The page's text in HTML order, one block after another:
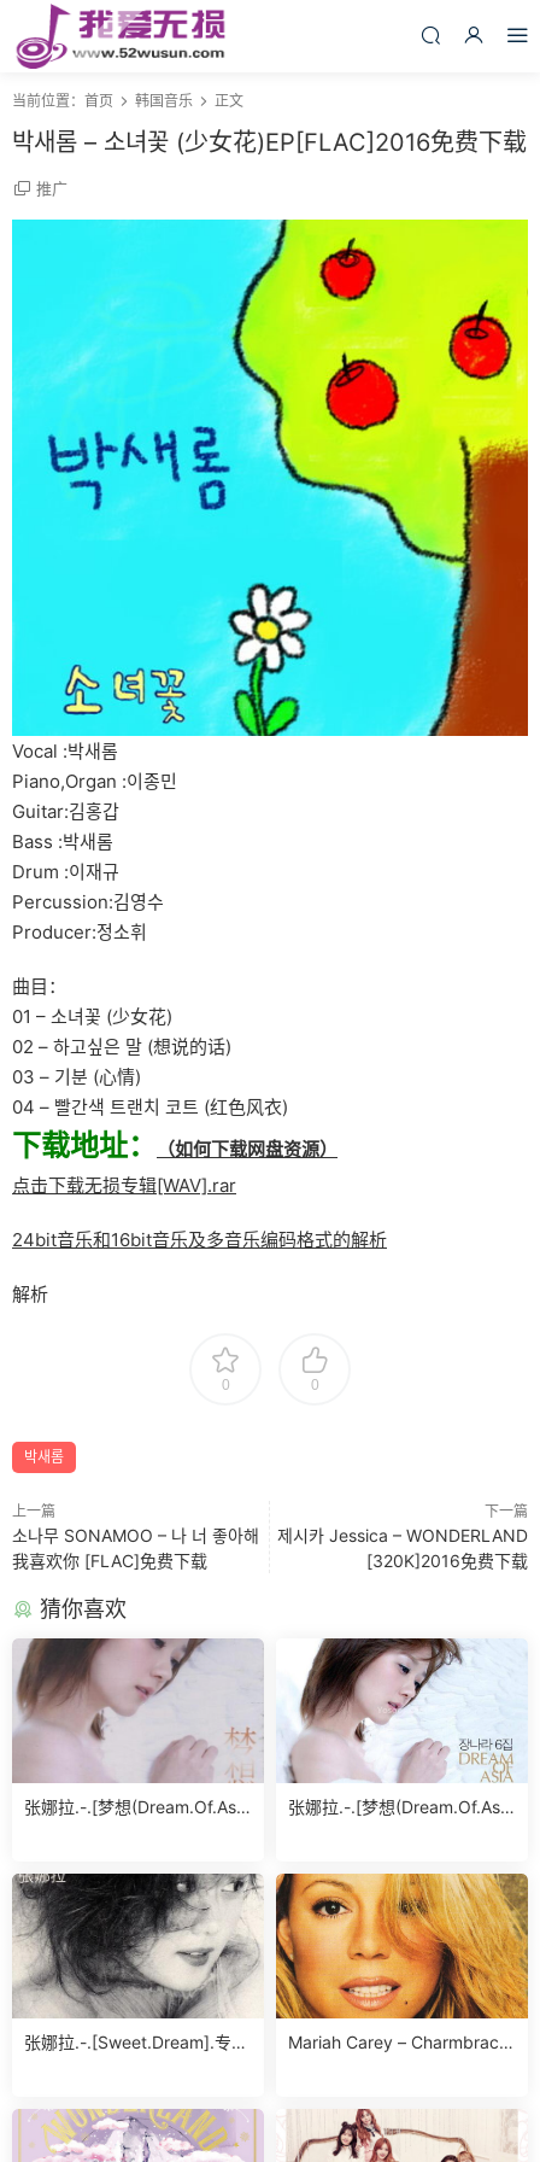
当前位置： 首页 韩国音乐 正文
박새롬 – 소녀꽃 (少女花)EP[FLAC]2016免费下载
推广
Vocal :박새롬
Piano,Organ :이종민
Guitar:김홍갑
Bass :박새롬
Drum :이재규
Percussion:김영수
Producer:정소휘
曲目：
01 – 소녀꽃 (少女花)
02 – 하고싶은 말 (想说的话)
03 – 기분 (心情)
04 – 빨간색 트랜치 코트 (红色风衣)
下载地址：
（如何下载网盘资源）
点击下载无损专辑[WAV].rar
24bit音乐和16bit音乐及多音乐编码格式的解析
解析
0 0
박새롬
上一篇
소나무 SONAMOO – 나 너 좋아해
我喜欢你 [FLAC]免费下载
下一篇
제시카 Jessica – WONDERLAND
[320K]2016免费下载
猜你喜欢
张娜拉.-.[梦想(Dream.Of.Asi
张娜拉.-.[梦想(Dream.Of.Asi
张娜拉.-.[Sweet.Dream].专
Mariah Carey – Charmbracel